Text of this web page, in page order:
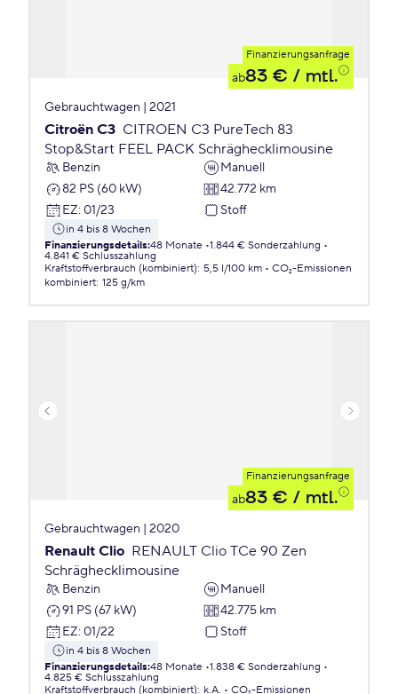
Finanzierungsanfrage
ab83 € / mtl.
Gebrauchtwagen | 2021
Citroën C3 CITROEN C3 PureTech 83
Stop&Start FEEL PACK Schräghecklimousine
Benzin
Manuell
82 PS (60 kW)
42.772 km
EZ: 01/23 Stoff
in 4 bis 8 Wochen
Finanzierungsdetails:48 Monate 1.844 € Sonderzahlung
4.841 € Schlusszahlung
Kraftstoffverbrauch (kombiniert): 5,5 l/100 km
CO₂-Emissionen
kombiniert: 125 g/km
Finanzierungsanfrage
ab83 € / mtl.
Gebrauchtwagen | 2020
Renault Clio RENAULT Clio TCe 90 Zen
Schräghecklimousine
Benzin
Manuell
91 PS (67 kW)
42.775 km
EZ: 01/22 Stoff
in 4 bis 8 Wochen
Finanzierungsdetails:48 Monate 1.838 € Sonderzahlung
4.825 € Schlusszahlung
Kraftstoffverbrauch (kombiniert): k.A.
CO₂-Emissionen